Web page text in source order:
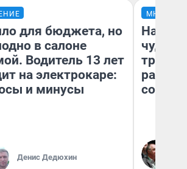
для бюджета, но
в салоне
Водитель 13 лет
на электрокаре:
и минусы
Денис Дедюхин
МНЕНИЕ
чудом